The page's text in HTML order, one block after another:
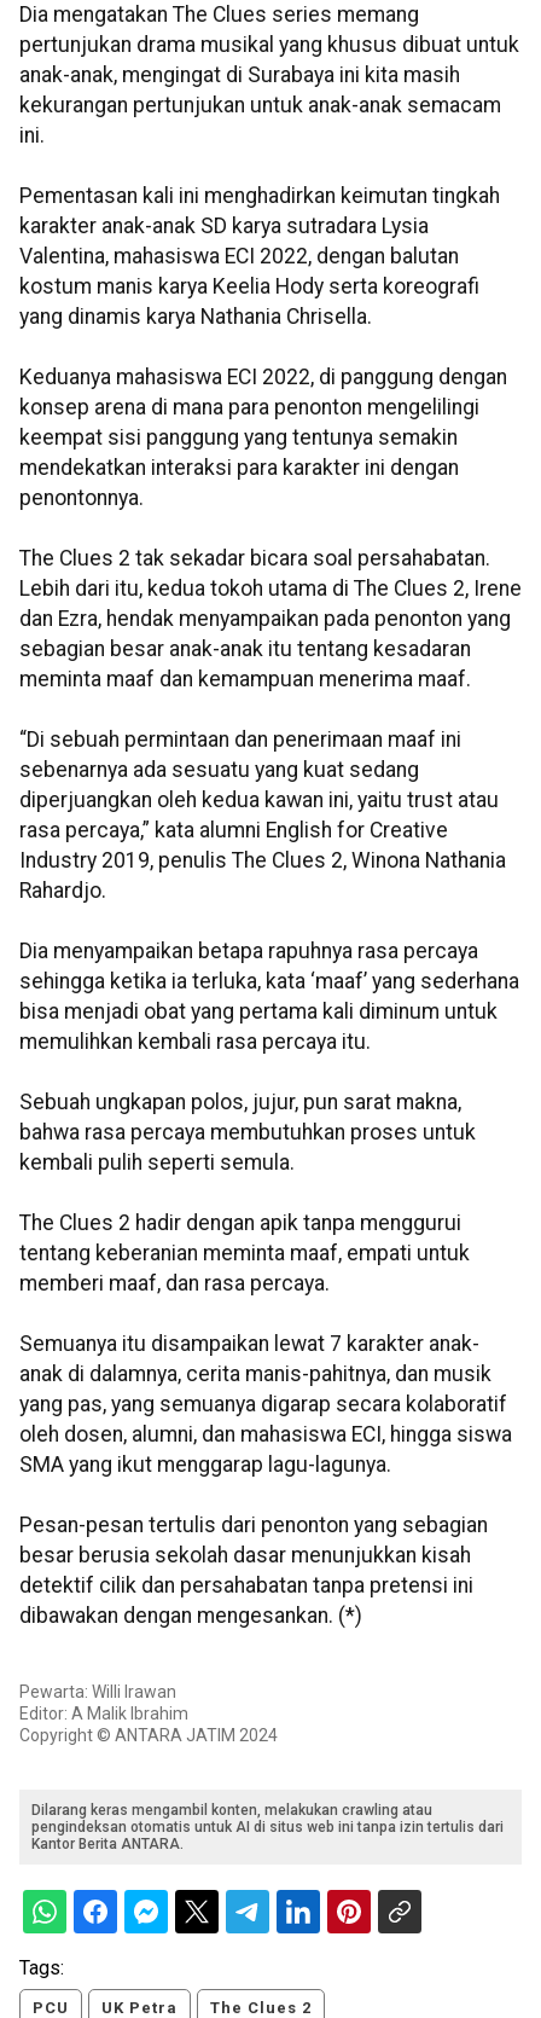
Dia mengatakan The Clues series memang
pertunjukan drama musikal yang khusus dibuat untuk
anak-anak, mengingat di Surabaya ini kita masih
kekurangan pertunjukan untuk anak-anak semacam
ini.
Pementasan kali ini menghadirkan keimutan tingkah
karakter anak-anak SD karya sutradara Lysia
Valentina, mahasiswa ECI 2022, dengan balutan
kostum manis karya Keelia Hody serta koreografi
yang dinamis karya Nathania Chrisella.
Keduanya mahasiswa ECI 2022, di panggung dengan
konsep arena di mana para penonton mengelilingi
keempat sisi panggung yang tentunya semakin
mendekatkan interaksi para karakter ini dengan
penontonnya.
The Clues 2 tak sekadar bicara soal persahabatan.
Lebih dari itu, kedua tokoh utama di The Clues 2, Irene
dan Ezra, hendak menyampaikan pada penonton yang
sebagian besar anak-anak itu tentang kesadaran
meminta maaf dan kemampuan menerima maaf.
“Di sebuah permintaan dan penerimaan maaf ini
sebenarnya ada sesuatu yang kuat sedang
diperjuangkan oleh kedua kawan ini, yaitu trust atau
rasa percaya,” kata alumni English for Creative
Industry 2019, penulis The Clues 2, Winona Nathania
Rahardjo.
Dia menyampaikan betapa rapuhnya rasa percaya
sehingga ketika ia terluka, kata ‘maaf’ yang sederhana
bisa menjadi obat yang pertama kali diminum untuk
memulihkan kembali rasa percaya itu.
Sebuah ungkapan polos, jujur, pun sarat makna,
bahwa rasa percaya membutuhkan proses untuk
kembali pulih seperti semula.
The Clues 2 hadir dengan apik tanpa menggurui
tentang keberanian meminta maaf, empati untuk
memberi maaf, dan rasa percaya.
Semuanya itu disampaikan lewat 7 karakter anak-
anak di dalamnya, cerita manis-pahitnya, dan musik
yang pas, yang semuanya digarap secara kolaboratif
oleh dosen, alumni, dan mahasiswa ECI, hingga siswa
SMA yang ikut menggarap lagu-lagunya.
Pesan-pesan tertulis dari penonton yang sebagian
besar berusia sekolah dasar menunjukkan kisah
detektif cilik dan persahabatan tanpa pretensi ini
dibawakan dengan mengesankan. (*)
Pewarta: Willi Irawan
Editor: A Malik Ibrahim
Copyright © ANTARA JATIM 2024
Dilarang keras mengambil konten, melakukan crawling atau
pengindeksan otomatis untuk AI di situs web ini tanpa izin tertulis dari
Kantor Berita ANTARA.
Tags:
PCU UK Petra The Clues 2